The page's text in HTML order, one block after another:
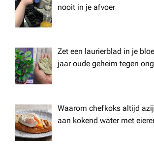
nooit in je afvoer
Zet een laurierblad in je
jaar oude geheim tegen
Waarom chefkoks altijd
aan kokend water met